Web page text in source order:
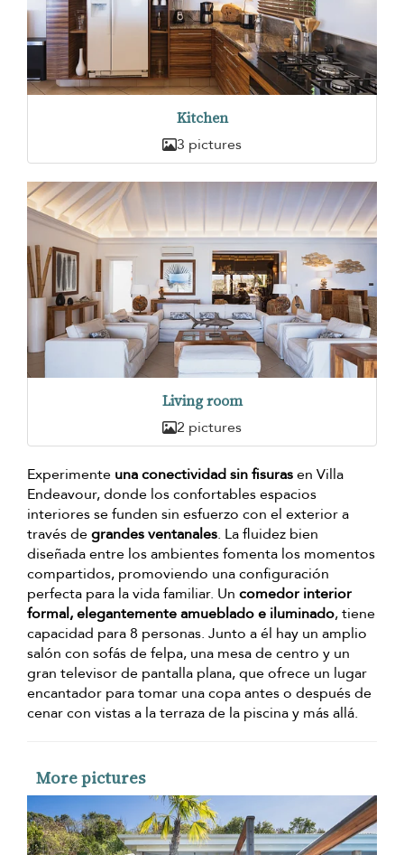
Kitchen
3 pictures
Living room
2 pictures
Experimente una conectividad sin fisurasen Villa
Endeavour, donde los confortables espacios
interiores se funden sin esfuerzo con el exterior a
través degrandes ventanales. La fluidez bien
diseñada entre los ambientes fomenta los momentos
compartidos, promoviendo una configuración
perfecta para la vida familiar. Un comedor interior
formal, elegantemente amueblado e iluminado, tiene
capacidad para 8 personas. Junto a él hay un amplio
salón con sofás de felpa, una mesa de centro y un
gran televisor de pantalla plana, que ofrece un lugar
encantador para tomar una copa antes o después de
cenar con vistas a la terraza de la piscina y más allá.
More pictures